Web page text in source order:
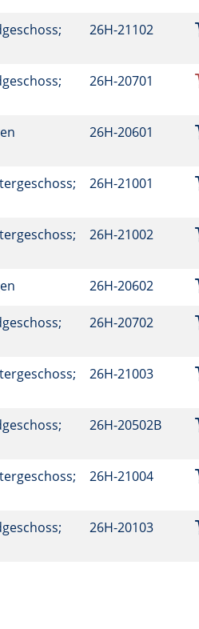
26H-21102
26H-20701
26H-20601
26H-21001
26H-21002
26H-20602
26H-20702
26H-21003
26H-20502B
26H-21004
26H-20103